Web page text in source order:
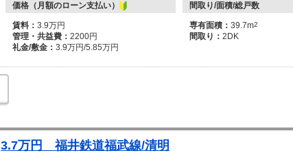
価格（月額のローン支払い） 間取り/面積/総戸数
賃料： 3.9万円
管理・共益費： 2200円
礼金/敷金： 3.9万円/5.85万円
専有面積： 39.7m2
間取り： 2DK
3.7万円 福井鉄道福武線/清明